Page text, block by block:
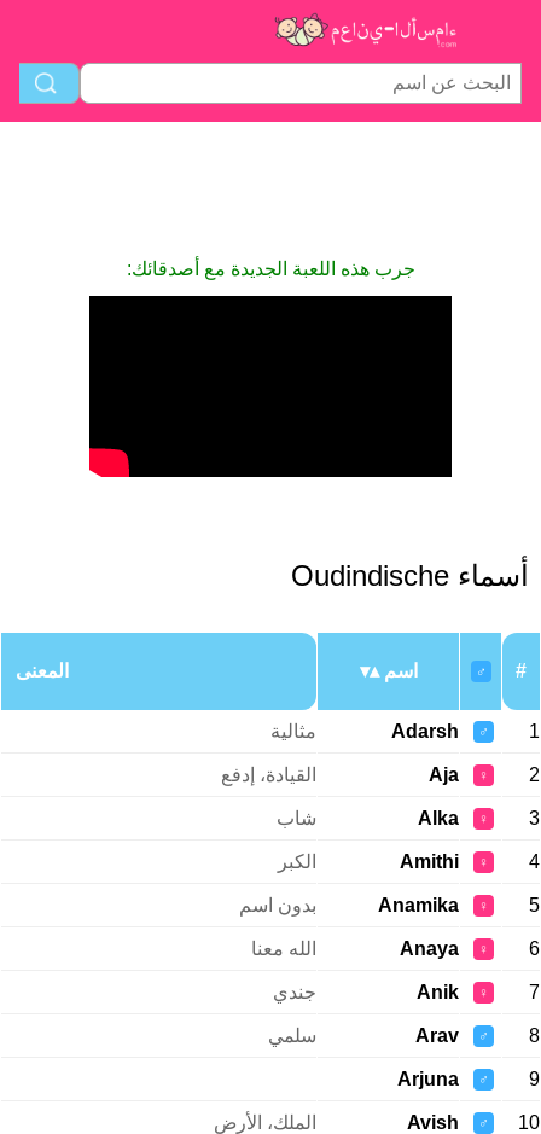
جرب هذه اللعبة الجديدة مع أصدقائك:
أسماء Oudindische
#
♂ اسم المعنى
1
♂
Adarsh مثالية
2
♀
Aja القيادة، إدفع
3
♀
Alka شاب
4
♀
Amithi الكبر
5
♀
Anamika بدون اسم
6
♀
Anaya الله معنا
7
♀
Anik جندي
8
♂
Arav سلمي
9
♂
Arjuna
10
♂
Avish الملك، الأرض